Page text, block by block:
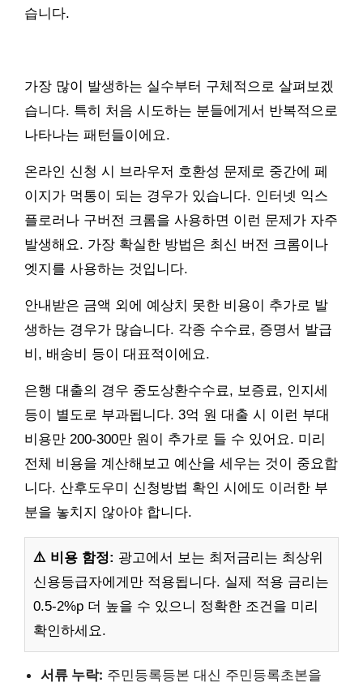
습니다.
가장 많이 발생하는 실수부터 구체적으로 살펴보겠
습니다. 특히 처음 시도하는 분들에게서 반복적으로
나타나는 패턴들이에요.
온라인 신청 시 브라우저 호환성 문제로 중간에 페
이지가 먹통이 되는 경우가 있습니다. 인터넷 익스
플로러나 구버전 크롬을 사용하면 이런 문제가 자주
발생해요. 가장 확실한 방법은 최신 버전 크롬이나
엣지를 사용하는 것입니다.
안내받은 금액 외에 예상치 못한 비용이 추가로 발
생하는 경우가 많습니다. 각종 수수료, 증명서 발급
비, 배송비 등이 대표적이에요.
은행 대출의 경우 중도상환수수료, 보증료, 인지세
등이 별도로 부과됩니다. 3억 원 대출 시 이런 부대
비용만 200-300만 원이 추가로 들 수 있어요. 미리
전체 비용을 계산해보고 예산을 세우는 것이 중요합
니다. 산후도우미 신청방법 확인 시에도 이러한 부
분을 놓치지 않아야 합니다.
⚠️ 비용 함정: 광고에서 보는 최저금리는 최상위
신용등급자에게만 적용됩니다. 실제 적용 금리는
0.5-2%p 더 높을 수 있으니 정확한 조건을 미리
확인하세요.
서류 누락: 주민등록등본 대신 주민등록초본을